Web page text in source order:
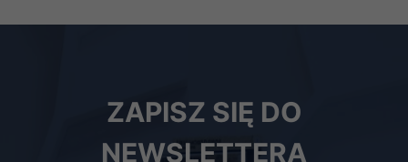
biblioteki
ZAPISZ SIĘ DO
NEWSLETTERA